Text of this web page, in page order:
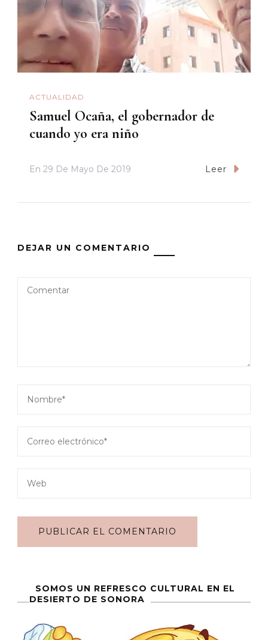
ACTUALIDAD
Samuel Ocaña, el gobernador de
cuando yo era niño
En 29 De Mayo De 2019 Leer
DEJAR UN COMENTARIO
SOMOS UN REFRESCO CULTURAL EN EL
DESIERTO DE SONORA